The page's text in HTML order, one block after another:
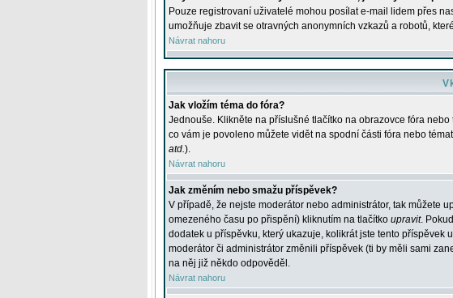
Pouze registrovaní uživatelé mohou posílat e-mail lidem přes
umožňuje zbavit se otravných anonymních vzkazů a robotů,
Návrat nahoru
Jak vložím téma do fóra?
Jednouše. Klikněte na příslušné tlačítko na obrazovce fóra
co vám je povoleno můžete vidět na spodní části fóra nebo
atd.).
Návrat nahoru
Jak změním nebo smažu příspěvek?
V případě, že nejste moderátor nebo administrátor, tak můžete
omezeného času po přispění) kliknutím na tlačítko upravit.
dodatek u příspěvku, který ukazuje, kolikrát jste tento
moderátor či administrátor změnili příspěvek (ti by měli sami
na něj již někdo odpověděl.
Návrat nahoru